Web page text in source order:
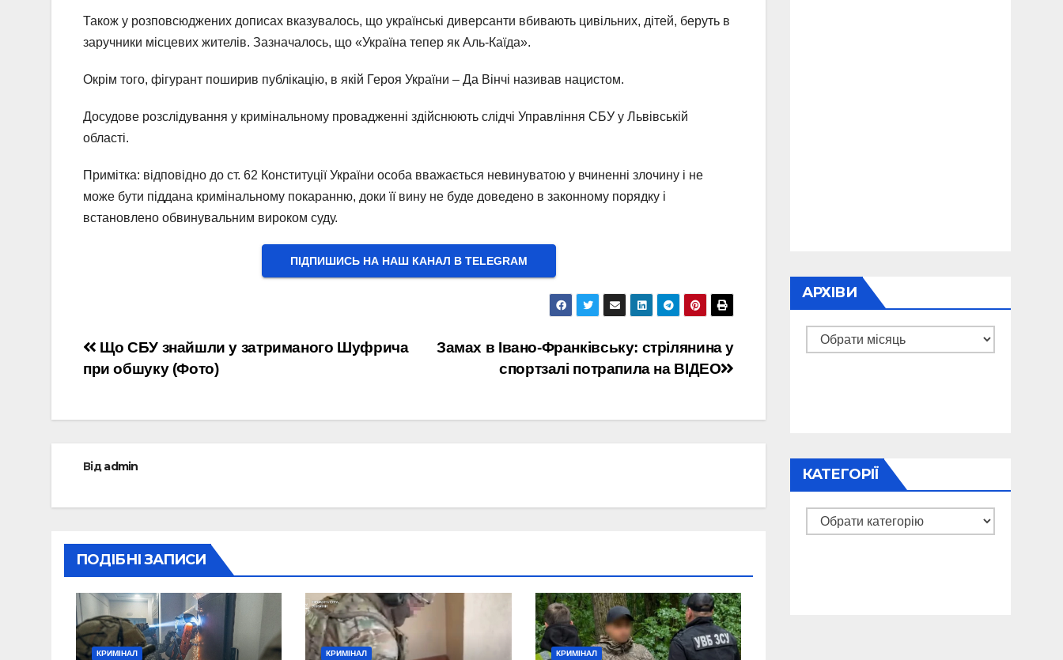
Також у розповсюджених дописах вказувалось, що українські диверсанти вбивають цивільних, дітей, беруть в
заручники місцевих жителів. Зазначалось, що «Україна тепер як Аль-Каїда».
Окрім того, фігурант поширив публікацію, в якій Героя України – Да Вінчі називав нацистом.
Досудове розслідування у кримінальному провадженні здійснюють слідчі Управління СБУ у Львівській
області.
Примітка: відповідно до ст. 62 Конституції України особа вважається невинуватою у вчиненні злочину і не
може бути піддана кримінальному покаранню, доки її вину не буде доведено в законному порядку і
встановлено обвинувальним вироком суду.
ПІДПИШИСЬ НА НАШ КАНАЛ В ТELEGRAM
Навігація
записів
Замах в Івано-Франківську: стрілянина у
спортзалі потрапила на ВІДЕО
Що СБУ знайшли у затриманого Шуфрича
при обшуку (Фото)
Відadmin
ПОДІБНІ ЗАПИСИ
КРИМІНАЛ КРИМІНАЛ КРИМІНАЛ
АРХІВИ
Архіви
КАТЕГОРІЇ
Категорії